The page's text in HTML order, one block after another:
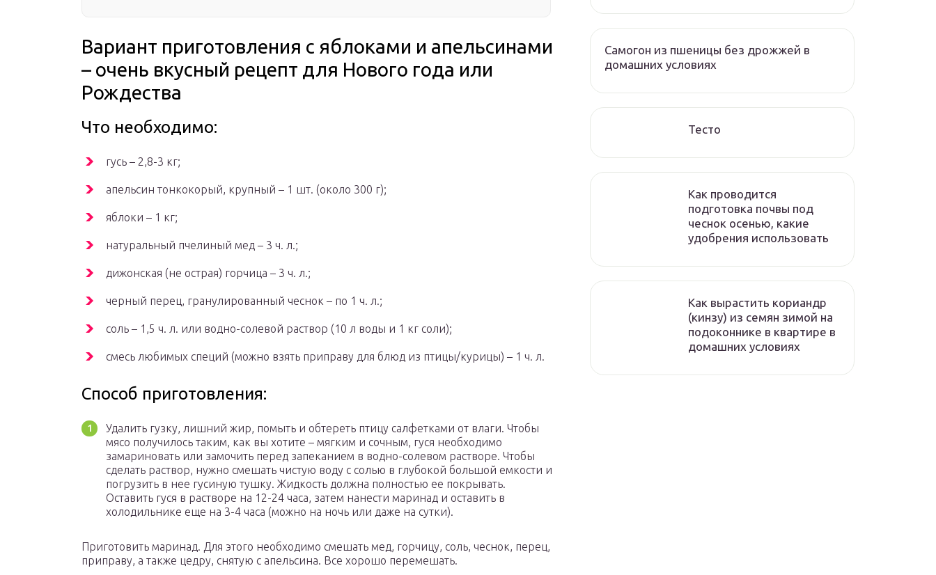
Вариант приготовления с яблоками и апельсинами
– очень вкусный рецепт для Нового года или
Рождества
Что необходимо:
гусь – 2,8-3 кг;
апельсин тонкокорый, крупный – 1 шт. (около 300 г);
яблоки – 1 кг;
натуральный пчелиный мед – 3 ч. л.;
дижонская (не острая) горчица – 3 ч. л.;
черный перец, гранулированный чеснок – по 1 ч. л.;
соль – 1,5 ч. л. или водно-солевой раствор (10 л воды и 1 кг соли);
смесь любимых специй (можно взять приправу для блюд из птицы/курицы) – 1 ч. л.
Способ приготовления:
Удалить гузку, лишний жир, помыть и обтереть птицу салфетками от влаги. Чтобы
мясо получилось таким, как вы хотите – мягким и сочным, гуся необходимо
замариновать или замочить перед запеканием в водно-солевом растворе. Чтобы
сделать раствор, нужно смешать чистую воду с солью в глубокой большой емкости и
погрузить в нее гусиную тушку. Жидкость должна полностью ее покрывать.
Оставить гуся в растворе на 12-24 часа, затем нанести маринад и оставить в
холодильнике еще на 3-4 часа (можно на ночь или даже на сутки).
Приготовить маринад. Для этого необходимо смешать мед, горчицу, соль, чеснок, перец,
приправу, а также цедру, снятую с апельсина. Все хорошо перемешать.
Самогон из пшеницы без дрожжей в
домашних условиях
Тесто
Как проводится
подготовка почвы под
чеснок осенью, какие
удобрения использовать
Как вырастить кориандр
(кинзу) из семян зимой на
подоконнике в квартире в
домашних условиях